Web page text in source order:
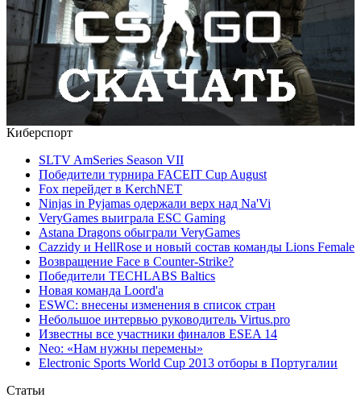
Киберспорт
SLTV AmSeries Season VII
Победители турнира FACEIT Cup August
Fox перейдет в KerchNET
Ninjas in Pyjamas одержали верх над Na'Vi
VeryGames выиграла ESC Gaming
Astana Dragons обыграли VeryGames
Cazzidy и HellRose и новый состав команды Lions Female
Возвращение Face в Counter-Strike?
Победители TECHLABS Baltics
Новая команда Loord'а
ESWC: внесены изменения в список стран
Небольшое интервью руководитель Virtus.pro
Известны все участники финалов ESEA 14
Neo: «Нам нужны перемены»
Electronic Sports World Cup 2013 отборы в Португалии
Статьи